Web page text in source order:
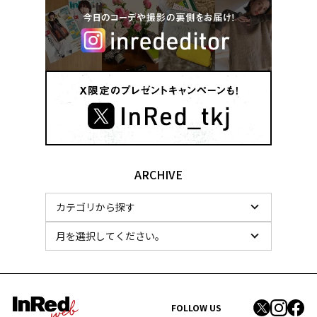
ARCHIVE
FOLLOW US